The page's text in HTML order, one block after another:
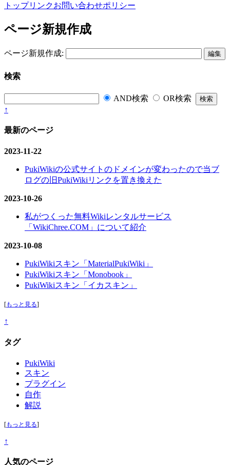
トップリンクお問い合わせポリシー
ページ新規作成
ページ新規作成:
検索
AND検索
OR検索
↑
最新のページ
2023-11-22
PukiWikiの公式サイトのドメインが変わったので当ブ
ログの旧PukiWikiリンクを置き換えた
2023-10-26
私がつくった無料Wikiレンタルサービス
「WikiChree.COM」について紹介
2023-10-08
PukiWikiスキン「MaterialPukiWiki」
PukiWikiスキン「Monobook」
PukiWikiスキン「イカスキン」
[もっと見る]
↑
タグ
PukiWiki
スキン
プラグイン
自作
解説
[もっと見る]
↑
人気のページ